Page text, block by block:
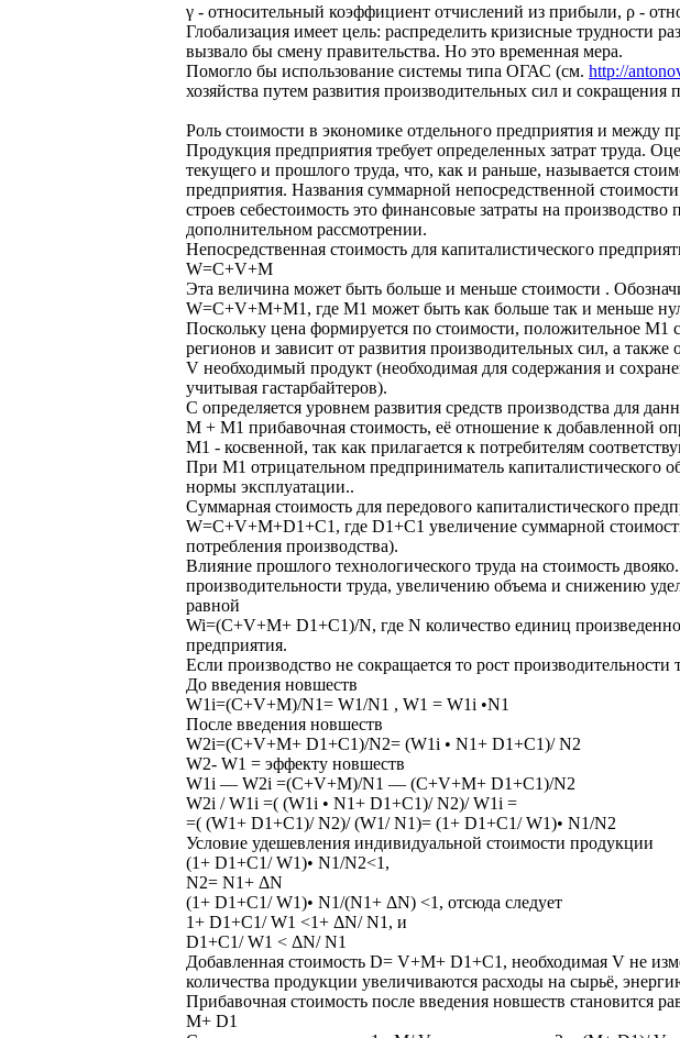
γ - относительный коэффициент отчислений из прибыли, ρ -
Глобализация имеет цель: распределить кризисные трудности
вызвало бы смену правительства. Но это временная мера.
Помогло бы использование системы типа ОГАС (см. http://
хозяйства путем развития производительных сил и
Роль стоимости в экономике отдельного предприятия и между
Продукция предприятия требует определенных затрат труда.
текущего и прошлого труда, что, как и раньше, называется
предприятия. Названия суммарной непосредственной
строев себестоимость это финансовые затраты на
дополнительном рассмотрении.
Непосредственная стоимость для капиталистического
W=C+V+M
Эта величина может быть больше и меньше стоимости .
W=C+V+M+М1, где М1 может быть как больше так и меньше
Поскольку цена формируется по стоимости, положительное М1
регионов и зависит от развития производительных сил, а
V необходимый продукт (необходимая для содержания и
учитывая гастарбайтеров).
С определяется уровнем развития средств производства для
М + М1 прибавочная стоимость, её отношение к добавленной
М1 - косвенной, так как прилагается к потребителям
При М1 отрицательном предприниматель капиталистического
нормы эксплуатации..
Суммарная стоимость для передового капиталистического
W=C+V+M+D1+С1, где D1+С1 увеличение суммарной
потребления производства).
Влияние прошлого технологического труда на стоимость
производительности труда, увеличению объема и снижению
равной
Wi=(C+V+M+ D1+С1)/N, где N количество единиц
предприятия.
Если производство не сокращается то рост
До введения новшеств
W1i=(C+V+M)/N1= W1/N1 , W1 = W1i •N1
После введения новшеств
W2i=(C+V+M+ D1+С1)/N2= (W1i • N1+ D1+С1)/ N2
W2- W1 = эффекту новшеств
W1i — W2i =(C+V+M)/N1 — (C+V+M+ D1+С1)/N2
W2i / W1i =( (W1i • N1+ D1+С1)/ N2)/ W1i =
=( (W1+ D1+С1)/ N2)/ (W1/ N1)= (1+ D1+С1/ W1)• N1/N2
Условие удешевления индивидуальной стоимости продукции
(1+ D1+С1/ W1)• N1/N2<1,
N2= N1+ ΔN
(1+ D1+С1/ W1)• N1/(N1+ ΔN) <1, отсюда следует
1+ D1+С1/ W1 <1+ ΔN/ N1, и
D1+С1/ W1 < ΔN/ N1
Добавленная стоимость D= V+M+ D1+С1, необходимая V не
количества продукции увеличиваются расходы на сырьё,
Прибавочная стоимость после введения новшеств становится
М+ D1